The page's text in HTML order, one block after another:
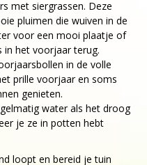
met siergrassen. Deze
pluimen die wuiven in de
voor een mooi plaatje of
in het voorjaar terug.
in de volle
prille voorjaar en soms
genieten.
water als het droog
je ze in potten hebt
loopt en bereid je tuin